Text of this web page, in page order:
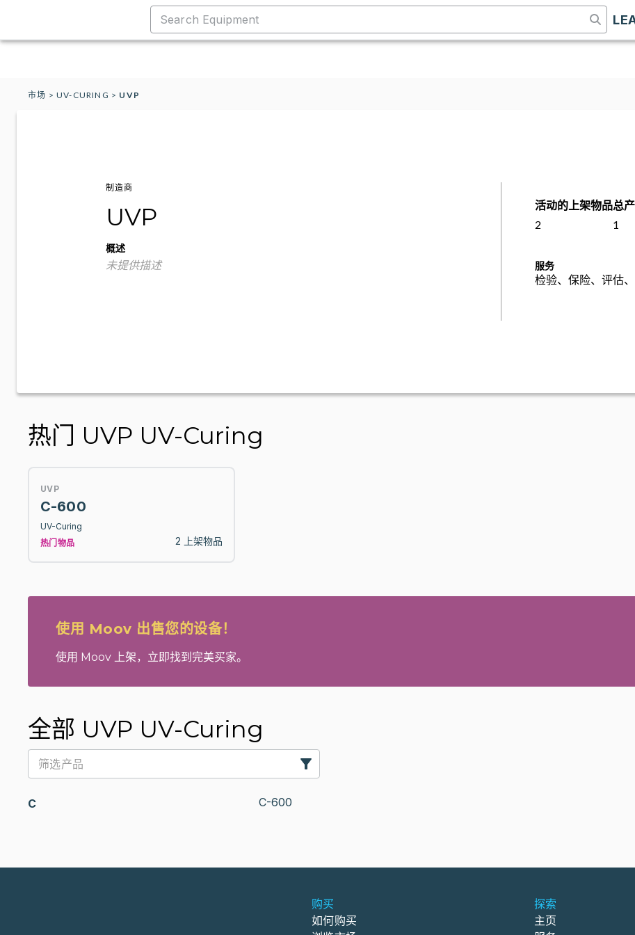
市场 >UV-CURING > UVP
制造商
UVP
概述
未提供描述
活动的上架物品
2
总
1
服务
检验、保险、评估
热门 UVP UV-Curing
UVP
C-600
UV-Curing
热门物品
2 上架物品
使用 Moov 出售您的设备！
使用 Moov 上架，立即找到完美买家。
全部 UVP UV-Curing
C C-600
购买
如何购买
探索
主页